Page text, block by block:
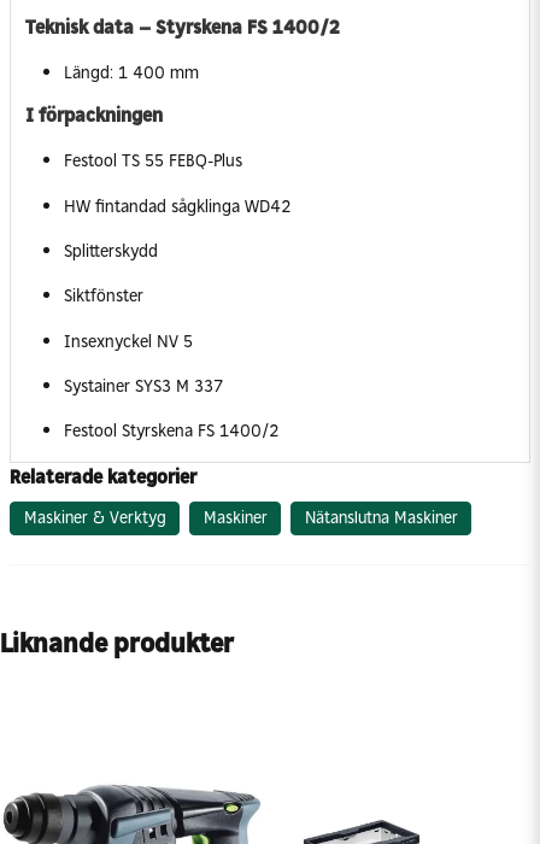
Teknisk data – Styrskena FS 1400/2
Längd: 1 400 mm
I förpackningen
Festool TS 55 FEBQ-Plus
HW fintandad sågklinga WD42
Splitterskydd
Siktfönster
Insexnyckel NV 5
Systainer SYS3 M 337
Festool Styrskena FS 1400/2
Relaterade kategorier
Maskiner & Verktyg Maskiner Nätanslutna Maskiner
Liknande produkter